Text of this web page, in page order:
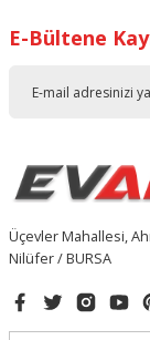
E-Bültene
Üçevler Mahallesi,
Nilüfer / BURSA